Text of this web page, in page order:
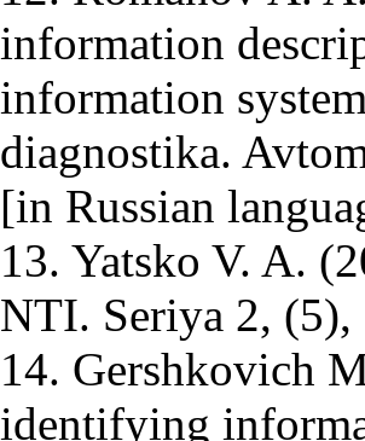
information
information
diagnostika.
[in Russian
13. Yatsko V. A.
NTI. Seriya 2, (5),
14. Gershkovich
identifying